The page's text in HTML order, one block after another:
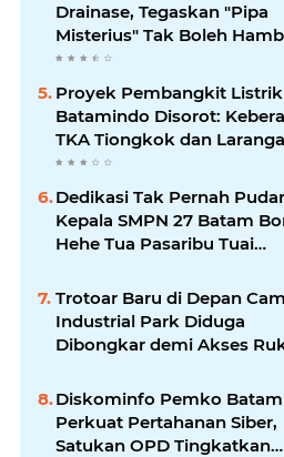
Drainase, Tegaskan "Pipa
Misterius" Tak Boleh
Pembangunan di Sei Beduk
Proyek Pembangkit Listrik
Batamindo Disorot:
TKA Tiongkok dan
Liputan Wartawan Jadi
Perhatian
Dedikasi Tak Pernah
Kepala SMPN 27 Batam
Hehe Tua Pasaribu Tuai
Trotoar Baru di Depan
Industrial Park Diduga
Dibongkar demi Akses
Diskominfo Pemko Batam
Perkuat Pertahanan Siber,
Satukan OPD Tingkatkan